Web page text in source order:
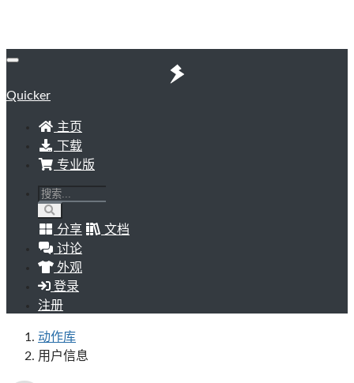
Quicker
主页
下载
专业版
分享
文档
讨论
外观
登录
注册
动作库
用户信息